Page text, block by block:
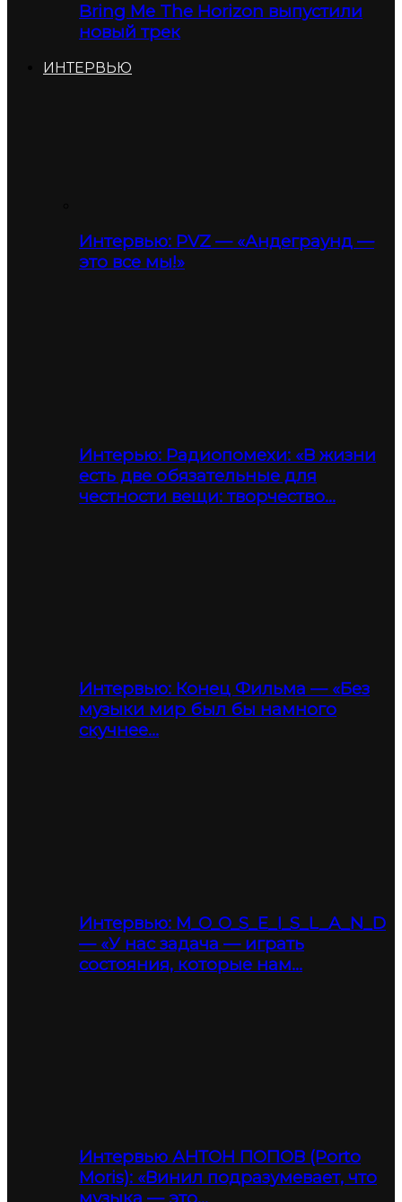
Bring Me The Horizon выпустили
новый трек
ИНТЕРВЬЮ
Интервью: PVZ — «Андеграунд —
это все мы!»
Интерью: Радиопомехи: «В жизни
есть две обязательные для
честности вещи: творчество…
Интервью: Конец Фильма — «Без
музыки мир был бы намного
скучнее…
Интервью: M_O_O_S_E_I_S_L_A_N_D
— «У нас задача — играть
состояния, которые нам…
Интервью АНТОН ПОПОВ (Porto
Moris): «Винил подразумевает, что